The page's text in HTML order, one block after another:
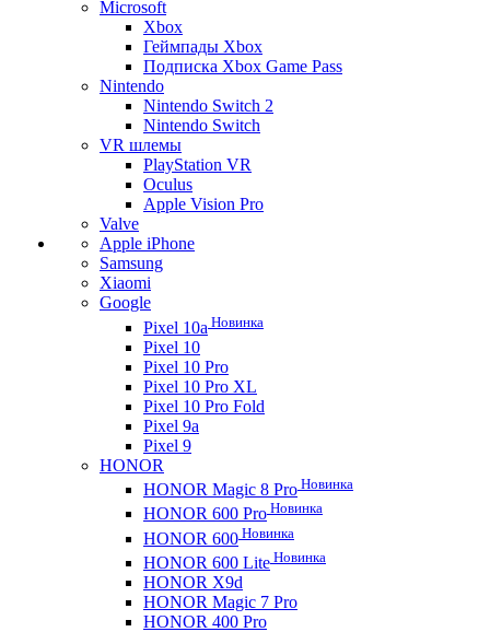
Microsoft
Xbox
Геймпады Xbox
Подписка Xbox Game Pass
Nintendo
Nintendo Switch 2
Nintendo Switch
VR шлемы
PlayStation VR
Oculus
Apple Vision Pro
Valve
Apple iPhone
Samsung
Xiaomi
Google
Pixel 10a Новинка
Pixel 10
Pixel 10 Pro
Pixel 10 Pro XL
Pixel 10 Pro Fold
Pixel 9a
Pixel 9
HONOR
HONOR Magic 8 Pro Новинка
HONOR 600 Pro Новинка
HONOR 600 Новинка
HONOR 600 Lite Новинка
HONOR X9d
HONOR Magic 7 Pro
HONOR 400 Pro